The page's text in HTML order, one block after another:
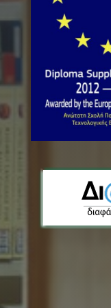
http://
ΕΠΠΑΙΚ -
3ο Γυμνάσιο
Διστόμου
Λιβαδειά
Ελλάδα
Phone
http://aspete-
ΕΠΠΑΙΚ -
Στρατή
Μυτιλήνη
Ελλάδα
ΕΠΠΑΙΚ -